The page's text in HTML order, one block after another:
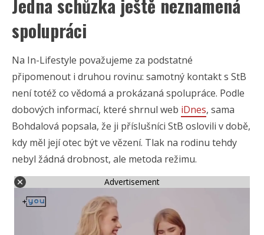
Jedna schůzka ještě neznamená
spolupráci
Na In-Lifestyle považujeme za podstatné
připomenout i druhou rovinu: samotný kontakt s StB
není totéž co vědomá a prokázaná spolupráce. Podle
dobových informací, které shrnul web iDnes, sama
Bohdalová popsala, že ji příslušníci StB oslovili v době,
kdy měl její otec být ve vězení. Tlak na rodinu tehdy
nebyl žádná drobnost, ale metoda režimu.
Advertisement